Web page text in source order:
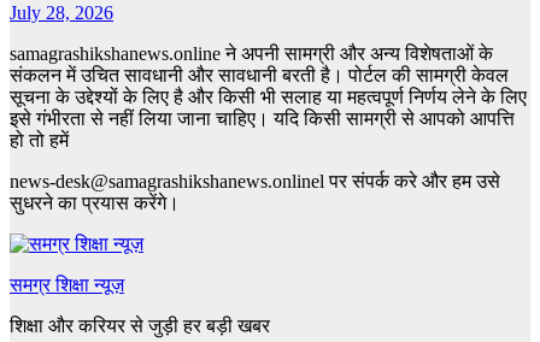
July 28, 2026
samagrashikshanews.online ने अपनी सामग्री और अन्य विशेषताओं के
संकलन में उचित सावधानी और सावधानी बरती है। पोर्टल की सामग्री केवल
सूचना के उद्देश्यों के लिए है और किसी भी सलाह या महत्वपूर्ण निर्णय लेने के लिए
इसे गंभीरता से नहीं लिया जाना चाहिए। यदि किसी सामग्री से आपको आपत्ति
हो तो हमें
news-desk@samagrashikshanews.onlinel पर संपर्क करे और हम उसे
सुधरने का प्रयास करेंगे।
समग्र शिक्षा न्यूज़
शिक्षा और करियर से जुड़ी हर बड़ी खबर